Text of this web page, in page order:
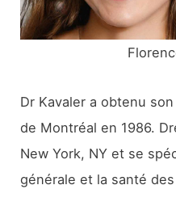
:
Dr Kavaler a obtenu
de Montréal en 1986.
New York, NY et se
générale et la santé